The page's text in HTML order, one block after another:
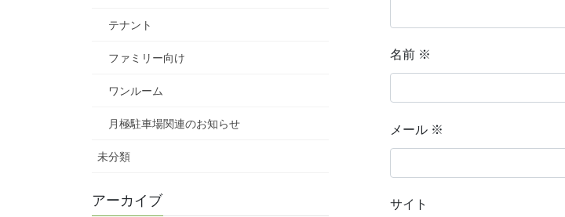
名前 ※
メール ※
サイト
テナント
ファミリー向け
ワンルーム
月極駐車場関連のお知らせ
未分類
アーカイブ